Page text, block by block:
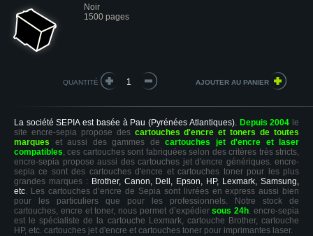
Noir
1500 pages
QUANTITÉ
La société SEPIA est basée à Pau (Pyrénées Atlantiques). Depuis 2004 le
site encre-sepia propose des cartouches d'encre et toners de toutes
marques et aussi des gammes de cartouches jet d'encre et laser
compatibles, ces cartouches sont fabriquées selon des critères très stricts,
encre-sepia propose aussi des cartouches jet d'encre génériques. encre-
sepia ce sont des cartouches d'encre et cartouches toner pour les plus
grandes marques : Brother, Canon, Dell, Epson, HP, Lexmark, Samsung,
etc. Les cartouches d’encre de Sepia sont livrées en express aussi bien
pour les particuliers que pour les professionnels. Notre stock de
cartouches, encre et toner, nous permet d’expédiersous 24h. encre-sepia
est le spécialiste de la cartouche Lexmark, cartouche Brother, cartouche
HP, etc. cartouches jet d'encre et cartouches toner pour imprimantes laser.